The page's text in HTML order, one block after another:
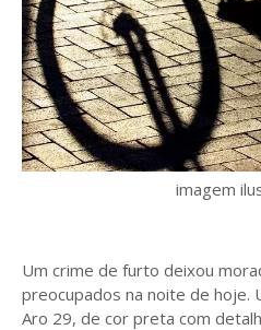
imagem
Um crime de furto deixou
preocupados na noite de hoje.
Aro 29, de cor preta com